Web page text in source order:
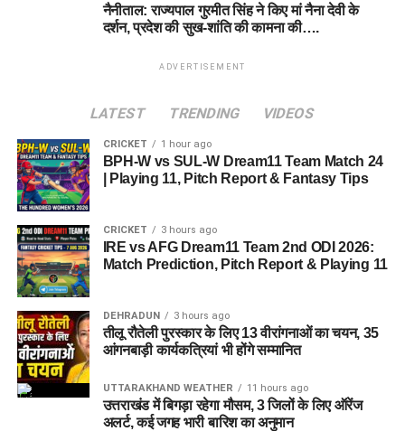
नैनीताल: राज्यपाल गुरमीत सिंह ने किए मां नैना देवी के
दर्शन, प्रदेश की सुख-शांति की कामना की….
ADVERTISEMENT
LATEST TRENDING VIDEOS
CRICKET 1 hour ago
BPH-W vs SUL-W Dream11 Team Match 24
| Playing 11, Pitch Report & Fantasy Tips
CRICKET 3 hours ago
IRE vs AFG Dream11 Team 2nd ODI 2026:
Match Prediction, Pitch Report & Playing 11
DEHRADUN 3 hours ago
तीलू रौतेली पुरस्कार के लिए 13 वीरांगनाओं का चयन, 35
आंगनबाड़ी कार्यकत्रियां भी होंगे सम्मानित
UTTARAKHAND WEATHER 11 hours ago
उत्तराखंड में बिगड़ा रहेगा मौसम, 3 जिलों के लिए ऑरेंज
अलर्ट, कई जगह भारी बारिश का अनुमान